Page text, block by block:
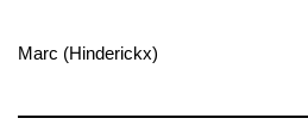
Marc (Hinderickx)